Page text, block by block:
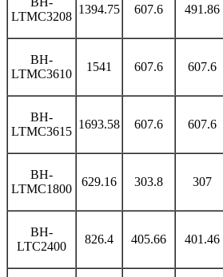
LTMC3208
1394.75 607.6 491.86
BH-
LTMC3610
1541 607.6 607.6
BH-
LTMC3615
1693.58 607.6 607.6
BH-
LTMC1800
629.16 303.8 307
BH-
LTC2400
826.4 405.66 401.46